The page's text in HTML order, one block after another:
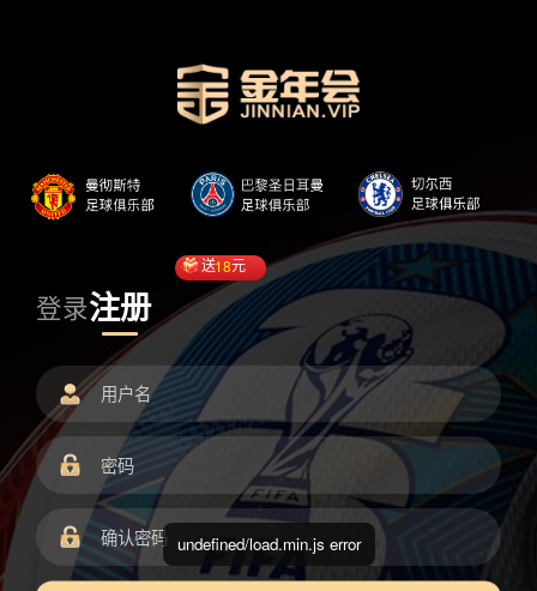
登录注册
送18元
undefined/load.min.js error